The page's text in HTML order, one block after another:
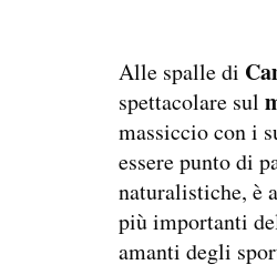
Alle spalle di
spettacolare sul
massiccio con i
essere punto di
naturalistiche, è
più importanti
amanti degli